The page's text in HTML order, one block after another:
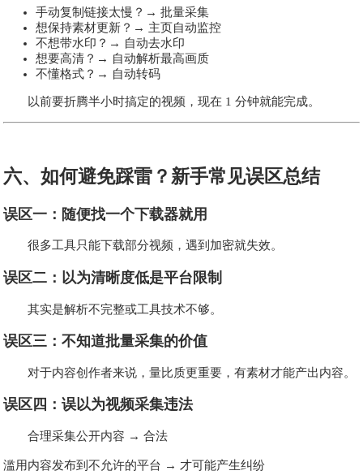
手动复制链接太慢？→ 批量采集
想保持素材更新？→ 主页自动监控
不想带水印？→ 自动去水印
想要高清？→ 自动解析最高画质
不懂格式？→ 自动转码
以前要折腾半小时搞定的视频，现在 1 分钟就能完成。
六、如何避免踩雷？新手常见误区总结
误区一：随便找一个下载器就用
很多工具只能下载部分视频，遇到加密就失效。
误区二：以为清晰度低是平台限制
其实是解析不完整或工具技术不够。
误区三：不知道批量采集的价值
对于内容创作者来说，量比质更重要，有素材才能产出内容。
误区四：误以为视频采集违法
合理采集公开内容 → 合法
滥用内容发布到不允许的平台 → 才可能产生纠纷